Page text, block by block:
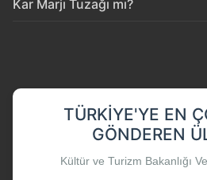
Kar Marjı Tuzağı mı?
TÜRKIYE'YE EN
GÖNDEREN
Kültür ve Turizm Bakanlığı